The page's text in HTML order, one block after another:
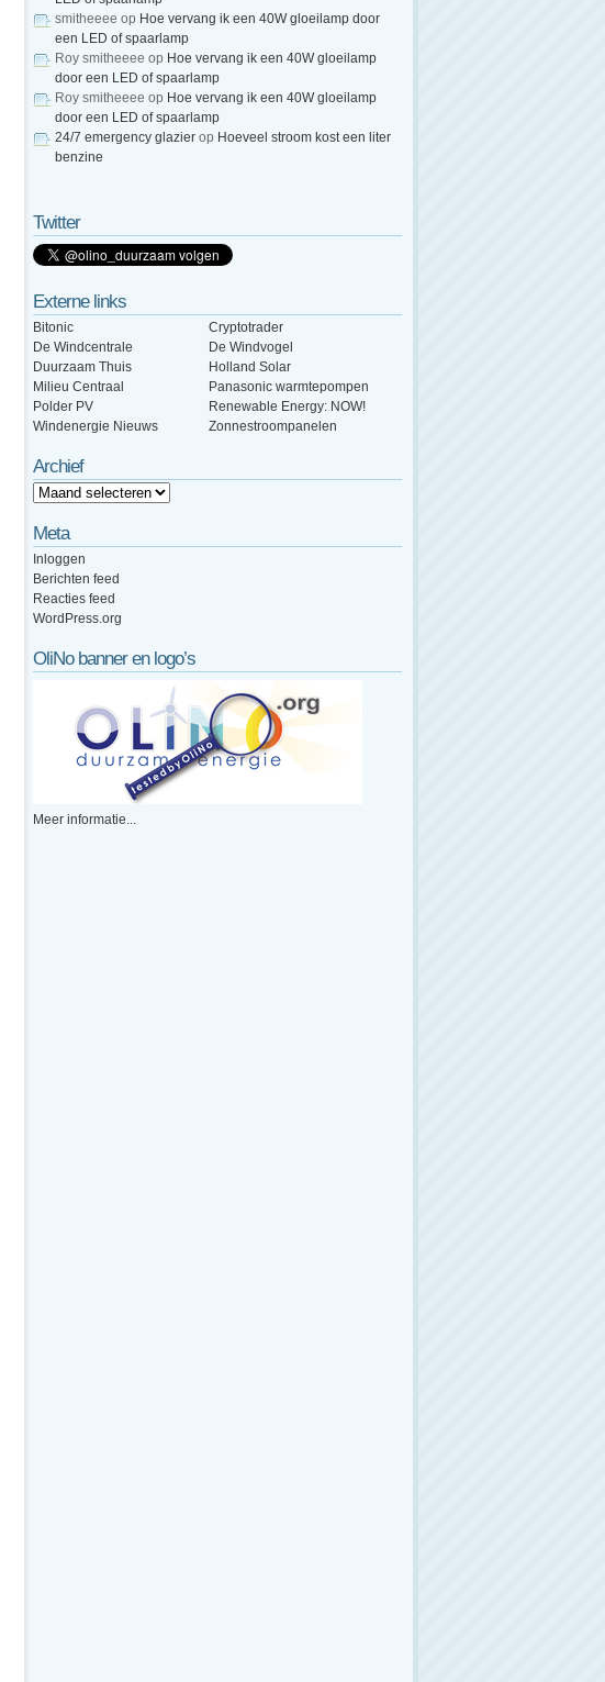
smitheeee op Hoe vervang ik een 40W gloeilamp door
een LED of spaarlamp
Roy smitheeee op Hoe vervang ik een 40W gloeilamp
door een LED of spaarlamp
Roy smitheeee op Hoe vervang ik een 40W gloeilamp
door een LED of spaarlamp
24/7 emergency glazier op Hoeveel stroom kost een liter
benzine
Twitter
Externe links
Bitonic
Cryptotrader
De Windcentrale
De Windvogel
Duurzaam Thuis
Holland Solar
Milieu Centraal
Panasonic warmtepompen
Polder PV
Renewable Energy: NOW!
Windenergie Nieuws
Zonnestroompanelen
Archief
Meta
Inloggen
Berichten feed
Reacties feed
WordPress.org
OliNo banner en logo’s
Meer informatie...